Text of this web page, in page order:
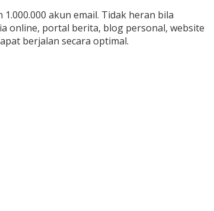
akun email. Tidak heran bila
online, portal berita, blog personal, website
berjalan secara optimal.